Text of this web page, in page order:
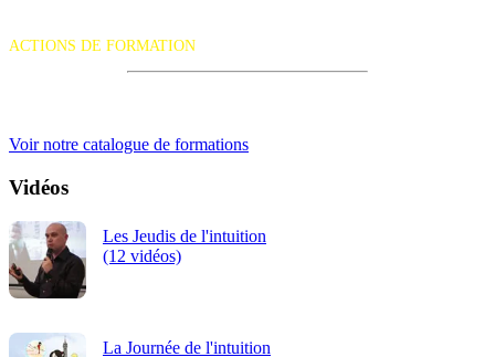
ACTIONS DE FORMATION
Voir notre catalogue de formations
Vidéos
Les Jeudis de l'intuition
(12 vidéos)
La Journée de l'intuition